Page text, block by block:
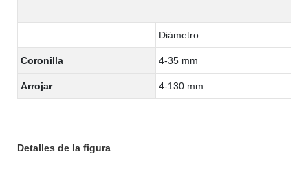
Diámetro
Coronilla 4-35 mm
Arrojar 4-130 mm
Detalles de la figura